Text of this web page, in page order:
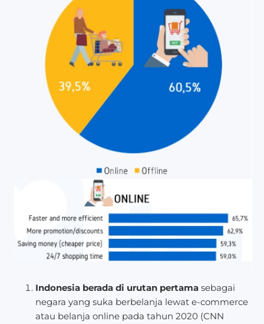
Indonesia berada di urutan pertama sebagai
negara yang suka berbelanja lewat e-commerce
atau belanja online pada tahun 2020 (CNN